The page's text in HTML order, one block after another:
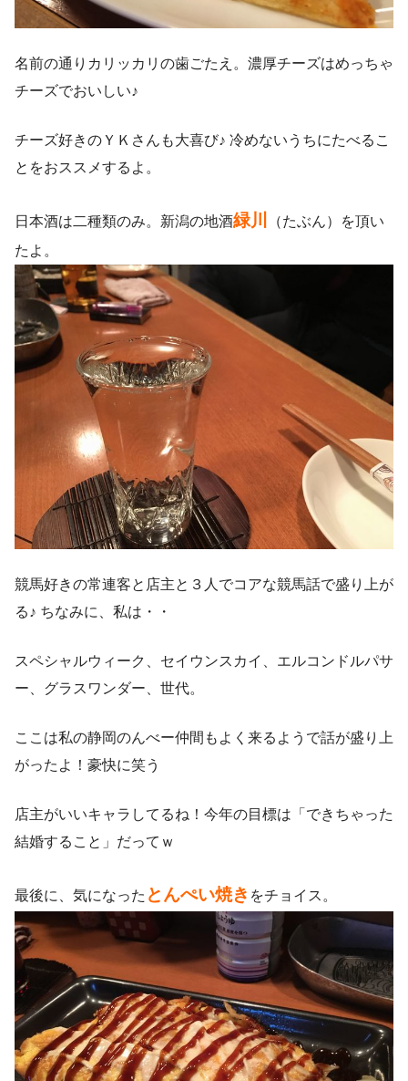
名前の通りカリッカリの歯ごたえ。濃厚チーズはめっちゃ
チーズでおいしい♪
チーズ好きのＹＫさんも大喜び♪ 冷めないうちにたべるこ
とをおススメするよ。
日本酒は二種類のみ。新潟の地酒緑川
（たぶん）を頂い
たよ。
競馬好きの常連客と店主と３人でコアな競馬話で盛り上が
る♪ ちなみに、私は・・
スペシャルウィーク、セイウンスカイ、エルコンドルパサ
ー、グラスワンダー、世代。
ここは私の静岡のんべー仲間もよく来るようで話が盛り上
がったよ！豪快に笑う
店主がいいキャラしてるね！今年の目標は「できちゃった
結婚すること」だってｗ
最後に、気になった とんぺい焼き をチョイス。